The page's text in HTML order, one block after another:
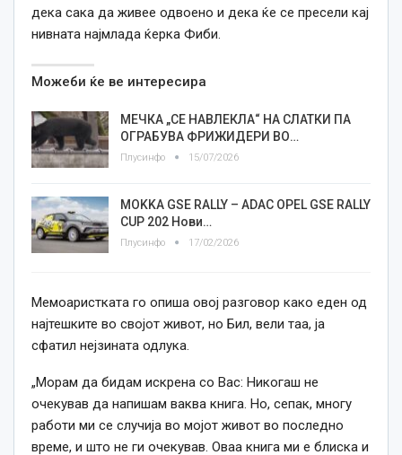
дека сака да живее одвоено и дека ќе се пресели кај
нивната најмлада ќерка Фиби.
Можеби ќе ве интересира
МЕЧКА „СЕ НАВЛЕКЛА“ НА СЛАТКИ ПА
ОГРАБУВА ФРИЖИДЕРИ ВО…
Плусинфо 15/07/2026
MOKKA GSE RALLY – ADAC OPEL GSE RALLY
CUP 202 Нови…
Плусинфо 17/02/2026
Мемоаристката го опиша овој разговор како еден од
најтешките во својот живот, но Бил, вели таа, ја
сфатил нејзината одлука.
„Морам да бидам искрена со Вас: Никогаш не
очекував да напишам ваква книга. Но, сепак, многу
работи ми се случија во мојот живот во последно
време, и што не ги очекував. Оваа книга ми е блиска и